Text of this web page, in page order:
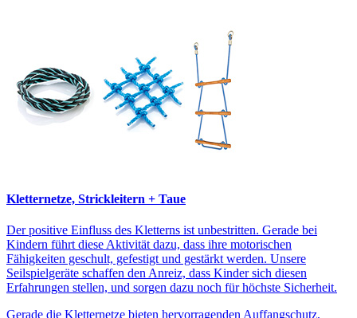
Kletternetze, Strickleitern + Taue
Der positive Einfluss des Kletterns ist unbestritten. Gerade bei
Kindern führt diese Aktivität dazu, dass ihre motorischen
Fähigkeiten geschult, gefestigt und gestärkt werden. Unsere
Seilspielgeräte schaffen den Anreiz, dass Kinder sich diesen
Erfahrungen stellen, und sorgen dazu noch für höchste Sicherheit.
Gerade die Kletternetze bieten hervorragenden Auffangschutz,